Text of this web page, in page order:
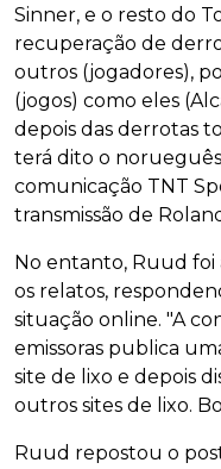
Sinner, e o resto do
recuperação de
outros (jogadores),
(jogos) como eles
depois das derrotas
terá dito o
comunicação TNT
transmissão de
No entanto, Ruud foi
os relatos,
situação online. "A
emissoras publica
site de lixo e depois
outros sites de lixo.
Ruud repostou o